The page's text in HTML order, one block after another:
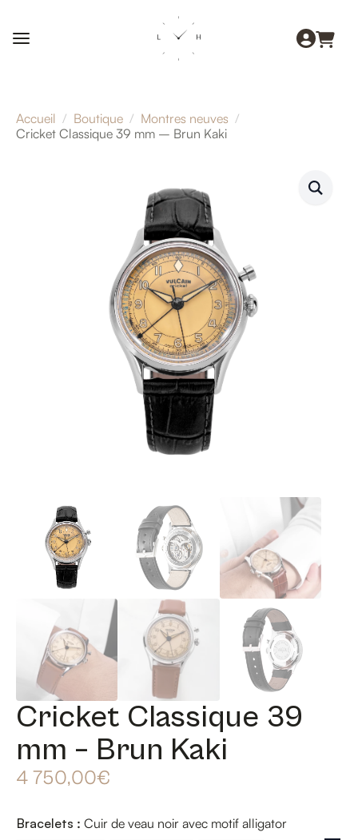
Accueil Boutique
Montres neuves
Cricket Classique 39 mm – Brun Kaki
Cricket Classique 39
mm – Brun Kaki
4 750,00€
Bracelets : Cuir de veau noir avec motif alligator